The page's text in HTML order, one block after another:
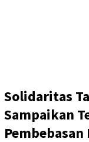
Solidaritas
Sampaikan